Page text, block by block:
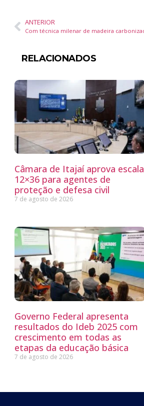
ANTERIOR
RELACIONADOS
Câmara de Itajaí aprova escala
12×36 para agentes de
proteção e defesa civil
7 de agosto de 2026
Governo Federal apresenta
resultados do Ideb 2025 com
crescimento em todas as
etapas da educação básica
7 de agosto de 2026